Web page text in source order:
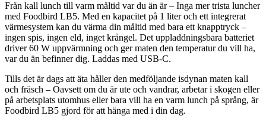
Från kall lunch till varm måltid var du än är – Inga mer trista luncher
med Foodbird LB5. Med en kapacitet på 1 liter och ett integrerat
värmesystem kan du värma din måltid med bara ett knapptryck –
ingen spis, ingen eld, inget krångel. Det uppladdningsbara batteriet
driver 60 W uppvärmning och ger maten den temperatur du vill ha,
var du än befinner dig. Laddas med USB-C.
Tills det är dags att äta håller den medföljande isdynan maten kall
och fräsch – Oavsett om du är ute och vandrar, arbetar i skogen eller
på arbetsplats utomhus eller bara vill ha en varm lunch på språng, är
Foodbird LB5 gjord för att hänga med i din dag.